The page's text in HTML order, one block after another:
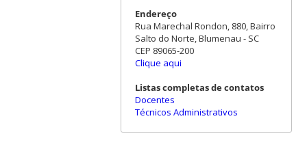
Endereço
Rua Marechal Rondon, 880, Bairro
Salto do Norte, Blumenau - SC
CEP 89065-200
Clique aqui
Listas completas de contatos
Docentes
Técnicos Administrativos